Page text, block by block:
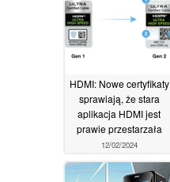
HDMI: Nowe certyfikaty
sprawiają, że stara
aplikacja HDMI jest
prawie przestarzała
12/02/2024